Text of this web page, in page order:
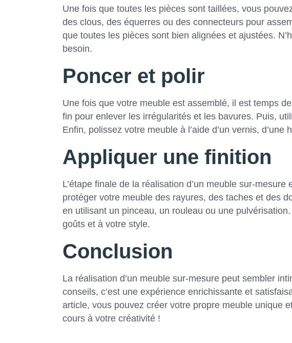
Une fois que toutes les pièces sont taillées, vous
des clous, des équerres ou des connecteurs pour
que toutes les pièces sont bien alignées et ajustées.
besoin.
Poncer et polir
Une fois que votre meuble est assemblé, il est temps
fin pour enlever les irrégularités et les bavures. Puis,
Enfin, polissez votre meuble à l’aide d’un vernis, d’une
Appliquer une finition
L’étape finale de la réalisation d’un meuble sur-
protéger votre meuble des rayures, des taches et des
en utilisant un pinceau, un rouleau ou une
goûts et à votre style.
Conclusion
La réalisation d’un meuble sur-mesure peut sembler
conseils, c’est une expérience enrichissante et
article, vous pouvez créer votre propre meuble unique
cours à votre créativité !